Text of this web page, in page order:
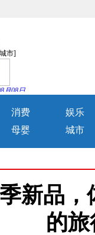
消费
娱乐
母婴 城市
新品
的旅